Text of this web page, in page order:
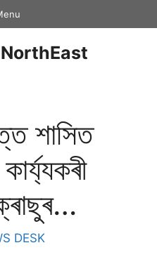
শাসিত
DESK